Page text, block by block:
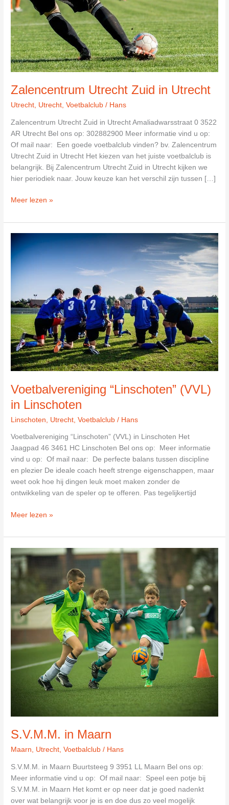
Zalencentrum Utrecht Zuid in Utrecht
Utrecht, Utrecht,Voetbalclub / Hans
Zalencentrum Utrecht Zuid in Utrecht Amaliadwarsstraat 0 3522
AR Utrecht Bel ons op: 302882900 Meer informatie vind u op:
Of mail naar: Een goede voetbalclub vinden? bv. Zalencentrum
Utrecht Zuid in Utrecht Het kiezen van het juiste voetbalclub is
belangrijk. Bij Zalencentrum Utrecht Zuid in Utrecht kijken we
hier periodiek naar. Jouw keuze kan het verschil zijn tussen […]
Zalencentrum
Zuid
in
Utrecht
Meer lezen »
Voetbalvereniging “Linschoten” (VVL)
in Linschoten
Linschoten Utrecht ,Voetbalclub / Hans
Voetbalvereniging “Linschoten” (VVL) in Linschoten Het
Jaagpad 46 3461 HC Linschoten Bel ons op: Meer informatie
vind u op: Of mail naar: De perfecte balans tussen discipline
en plezier De ideale coach heeft strenge eigenschappen, maar
weet ook hoe hij dingen leuk moet maken zonder de
ontwikkeling van de speler op te offeren. Pas tegelijkertijd
Voetbalvereniging
(VVL)
in
Linschoten
Meer lezen »
S.V.M.M. in Maarn
Maarn Utrecht ,Voetbalclub / Hans
S.V.M.M. in Maarn Buurtsteeg 9 3951 LL Maarn Bel ons op:
Meer informatie vind u op: Of mail naar: Speel een potje bij
S.V.M.M. in Maarn Het komt er op neer dat je goed nadenkt
over wat belangrijk voor je is en doe dus zo veel mogelijk